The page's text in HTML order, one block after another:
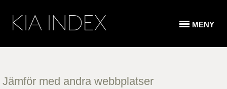
MENY
Jämför med andra webbplatser